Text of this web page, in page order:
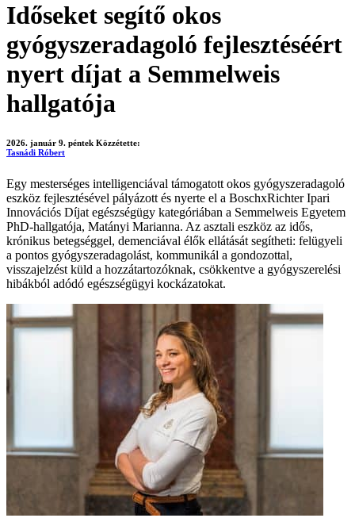
Időseket segítő okos
gyógyszeradagoló fejlesztéséért
nyert díjat a Semmelweis
hallgatója
2026. január 9. péntek Közzétette:
Tasnádi Róbert
Egy mesterséges intelligenciával támogatott okos gyógyszeradagoló
eszköz fejlesztésével pályázott és nyerte el a BoschxRichter Ipari
Innovációs Díjat egészségügy kategóriában a Semmelweis Egyetem
PhD-hallgatója, Matányi Marianna. Az asztali eszköz az idős,
krónikus betegséggel, demenciával élők ellátását segítheti: felügyeli
a pontos gyógyszeradagolást, kommunikál a gondozottal,
visszajelzést küld a hozzátartozóknak, csökkentve a gyógyszerelési
hibákból adódó egészségügyi kockázatokat.